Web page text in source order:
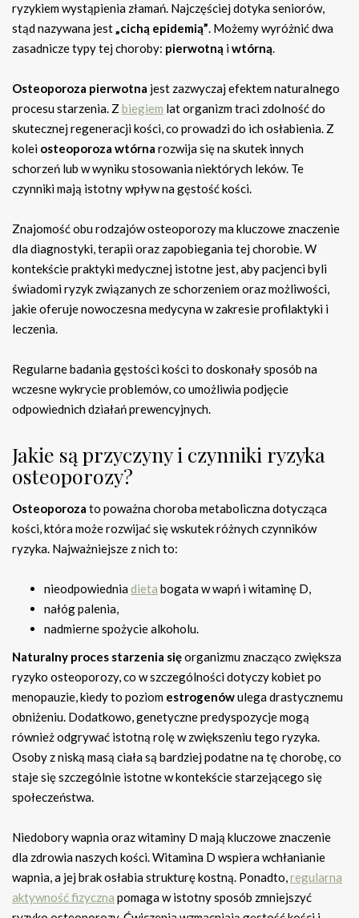
ryzykiem wystąpienia złamań. Najczęściej dotyka seniorów,
stąd nazywana jest„cichą epidemią”. Możemy wyróżnić dwa
zasadnicze typy tej choroby: pierwotną iwtórną.
Osteoporoza pierwotna jest zazwyczaj efektem naturalnego
procesu starzenia. Z biegiem lat organizm traci zdolność do
skutecznej regeneracji kości, co prowadzi do ich osłabienia. Z
kolei osteoporoza wtórna rozwija się na skutek innych
schorzeń lub w wyniku stosowania niektórych leków. Te
czynniki mają istotny wpływ na gęstość kości.
Znajomość obu rodzajów osteoporozy ma kluczowe znaczenie
dla diagnostyki, terapii oraz zapobiegania tej chorobie. W
kontekście praktyki medycznej istotne jest, aby pacjenci byli
świadomi ryzyk związanych ze schorzeniem oraz możliwości,
jakie oferuje nowoczesna medycyna w zakresie profilaktyki i
leczenia.
Regularne badania gęstości kości to doskonały sposób na
wczesne wykrycie problemów, co umożliwia podjęcie
odpowiednich działań prewencyjnych.
Jakie są przyczyny i czynniki ryzyka
osteoporozy?
Osteoporoza to poważna choroba metaboliczna dotycząca
kości, która może rozwijać się wskutek różnych czynników
ryzyka. Najważniejsze z nich to:
nieodpowiedniadieta bogata w wapń i witaminę D,
nałóg palenia,
nadmierne spożycie alkoholu.
Naturalny proces starzenia sięorganizmu znacząco zwiększa
ryzyko osteoporozy, co w szczególności dotyczy kobiet po
menopauzie, kiedy to poziom estrogenówulega drastycznemu
obniżeniu. Dodatkowo, genetyczne predyspozycje mogą
również odgrywać istotną rolę w zwiększeniu tego ryzyka.
Osoby z niską masą ciała są bardziej podatne na tę chorobę, co
staje się szczególnie istotne w kontekście starzejącego się
społeczeństwa.
Niedobory wapnia oraz witaminy D mają kluczowe znaczenie
dla zdrowia naszych kości. Witamina D wspiera wchłanianie
wapnia, a jej brak osłabia strukturę kostną. Ponadto,regularna
aktywność fizyczna pomaga w istotny sposób zmniejszyć